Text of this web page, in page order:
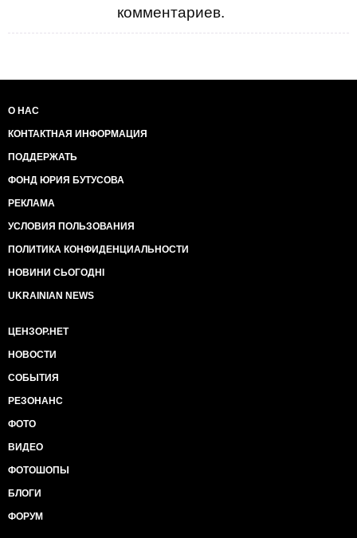
комментариев.
О НАС
КОНТАКТНАЯ ИНФОРМАЦИЯ
ПОДДЕРЖАТЬ
ФОНД ЮРИЯ БУТУСОВА
РЕКЛАМА
УСЛОВИЯ ПОЛЬЗОВАНИЯ
ПОЛИТИКА КОНФИДЕНЦИАЛЬНОСТИ
НОВИНИ СЬОГОДНІ
UKRAINIAN NEWS
ЦЕНЗОР.НЕТ
НОВОСТИ
СОБЫТИЯ
РЕЗОНАНС
ФОТО
ВИДЕО
ФОТОШОПЫ
БЛОГИ
ФОРУМ